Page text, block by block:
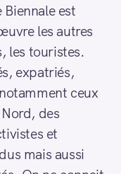
est
les autres
les touristes.
expatriés,
ceux
des
et
mais aussi